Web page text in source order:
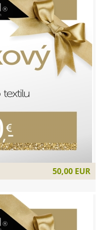
50,00 EUR